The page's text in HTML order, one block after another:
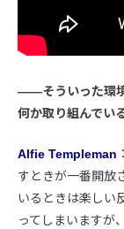
――そういった環
何か取り組んでい
Alfie Templeman
すときが一番開放
いるときは楽しい
ってしまいますが